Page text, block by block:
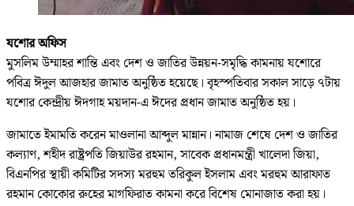
যশোর অফিস
মুসলিম উম্মাহর শান্তি এবং দেশ ও জাতির উন্নয়ন-সমৃদ্ধি কামনায় যশোরে
পবিত্র ঈদুল আজহার জামাত অনুষ্ঠিত হয়েছে। বৃহস্পতিবার সকাল সাড়ে ৭টায়
যশোর কেন্দ্রীয় ঈদগাহ ময়দান-এ ঈদের প্রধান জামাত অনুষ্ঠিত হয়।
জামাতে ইমামতি করেন মাওলানা আব্দুল মান্নান। নামাজ শেষে দেশ ও জাতির
কল্যাণ, শহীদ রাষ্ট্রপতি জিয়াউর রহমান, সাবেক প্রধানমন্ত্রী খালেদা জিয়া,
বিএনপির স্থায়ী কমিটির সদস্য মরহুম তরিকুল ইসলাম এবং মরহুম আরাফাত
রহমান কোকোর রুহের মাগফিরাত কামনা করে বিশেষ মোনাজাত করা হয়।